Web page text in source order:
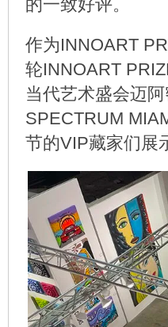
的一致好评。
作为INNOART
轮INNOART
当代艺术盛会迈
SPECTRUM
节的VIP藏家们展